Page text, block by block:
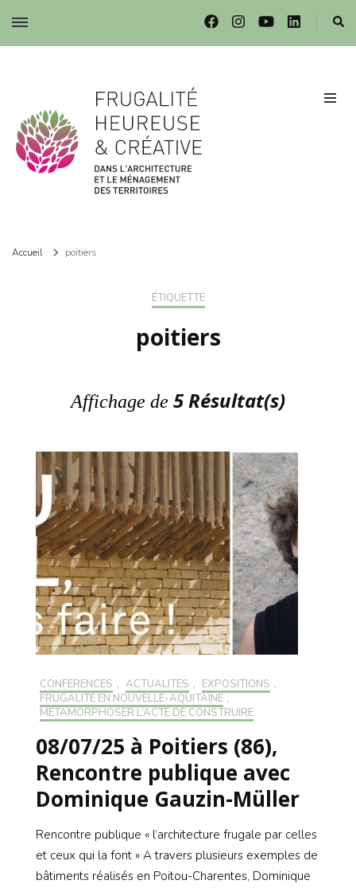
Frugalité dans l'architecture et le ménagement des territoires
Accueil poitiers
ÉTIQUETTE
poitiers
Affichage de 5 Résultat(s)
CONFÉRENCES , ACTUALITÉS , EXPOSITIONS ,
FRUGALITÉ EN NOUVELLE-AQUITAINE ,
MÉTAMORPHOSER L’ACTE DE CONSTRUIRE
08/07/25 à Poitiers (86),
Rencontre publique avec
Dominique Gauzin-Müller
Rencontre publique « l’architecture frugale par celles
et ceux qui la font » A travers plusieurs exemples de
bâtiments réalisés en Poitou-Charentes, Dominique